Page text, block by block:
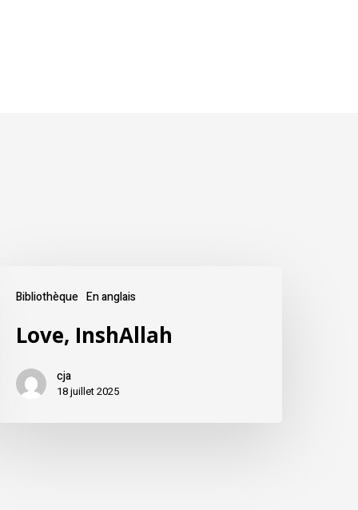
Bibliothèque En anglais
Love, InshAllah
cja
18 juillet 2025